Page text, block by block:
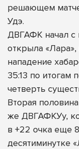
решающем
Удэ.
ДВГАФК начал с
открыла
нападение
35:13 по итогам
четверть
Вторая
же ДВГАФКУу,
в +22 очка еще
десятиминутке